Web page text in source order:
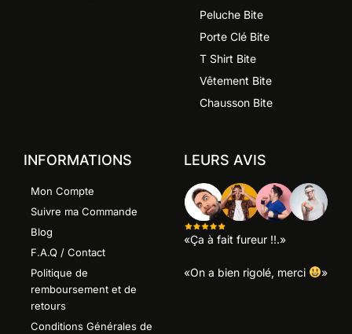
Peluche Bite
Porte Clé Bite
T Shirt Bite
Vêtement Bite
Chausson Bite
INFORMATIONS
Mon Compte
Suivre ma Commande
Blog
F.A.Q / Contact
Politique de
remboursement et de
retours
Conditions Générales de
LEURS AVIS
«Ça à fait fureur !!.»
«On a bien rigolé, merci »